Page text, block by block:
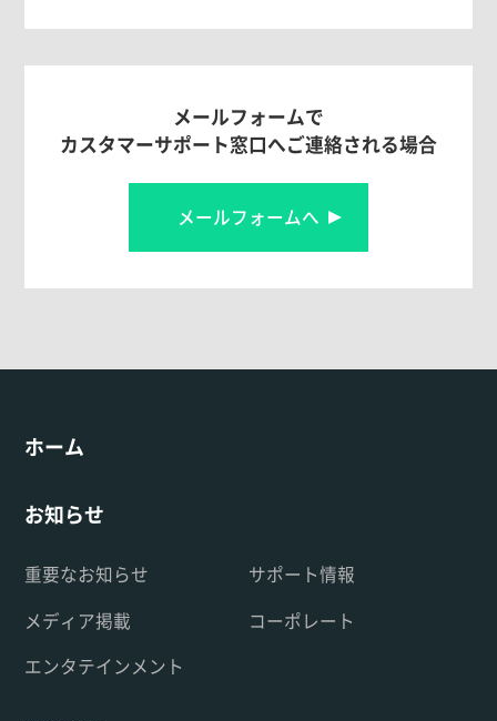
メールフォームで
カスタマーサポート窓口へご連絡される場合
メールフォームへ
ホーム
お知らせ
重要なお知らせ
サポート情報
メディア掲載
コーポレート
エンタテインメント